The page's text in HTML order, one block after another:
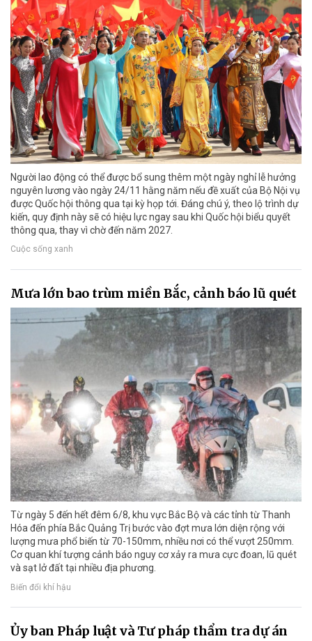
Người lao động có thể được bổ sung thêm một ngày nghỉ lễ hưởng
nguyên lương vào ngày 24/11 hằng năm nếu đề xuất của Bộ Nội vụ
được Quốc hội thông qua tại kỳ họp tới. Đáng chú ý, theo lộ trình dự
kiến, quy định này sẽ có hiệu lực ngay sau khi Quốc hội biểu quyết
thông qua, thay vì chờ đến năm 2027.
Cuộc sống xanh
Mưa lớn bao trùm miền Bắc, cảnh báo lũ quét
Từ ngày 5 đến hết đêm 6/8, khu vực Bắc Bộ và các tỉnh từ Thanh
Hóa đến phía Bắc Quảng Trị bước vào đợt mưa lớn diện rộng với
lượng mưa phổ biến từ 70-150mm, nhiều nơi có thể vượt 250mm.
Cơ quan khí tượng cảnh báo nguy cơ xảy ra mưa cực đoan, lũ quét
và sạt lở đất tại nhiều địa phương.
Biến đổi khí hậu
Ủy ban Pháp luật và Tư pháp thẩm tra dự án